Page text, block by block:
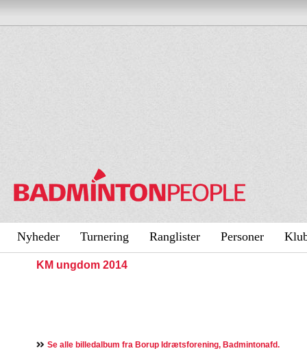
Nyheder Turnering Ranglister Personer
KM ungdom 2014
Se alle billedalbum fra Borup Idrætsforening, Badmintonafd.